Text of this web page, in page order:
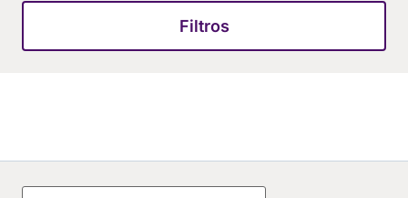
Filtros